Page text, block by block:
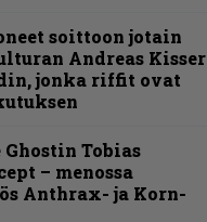
soittoon jotain
Andreas Kisser
jonka riffit ovat
Tobias
– menossa
Anthrax- ja Korn-